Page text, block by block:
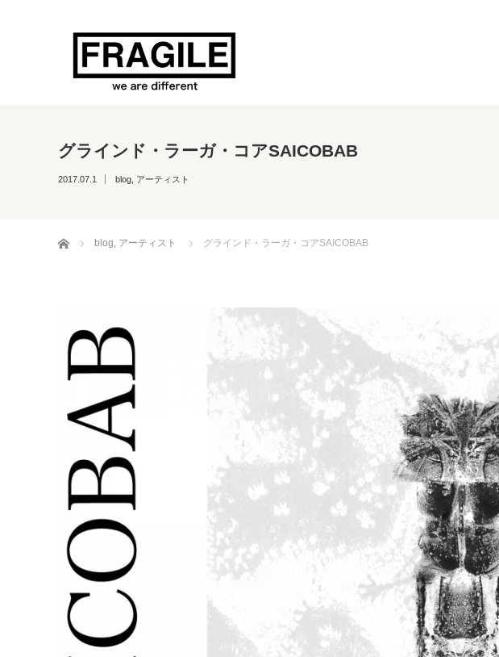
グラインド・ラーガ・コアSAICOBAB
2017.07.1 blog アーティスト
ホーム blog, アーティスト グラインド・ラーガ・コアSAICOBAB